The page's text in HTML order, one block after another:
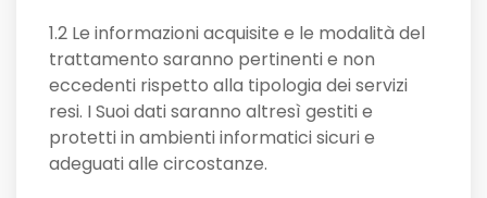
1.2 Le informazioni acquisite e le modalità del
trattamento saranno pertinenti e non
eccedenti rispetto alla tipologia dei servizi
resi. I Suoi dati saranno altresì gestiti e
protetti in ambienti informatici sicuri e
adeguati alle circostanze.